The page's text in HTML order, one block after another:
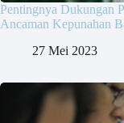
Pentingnya Dukungan
Ancaman Kepunahan
27 Mei 2023